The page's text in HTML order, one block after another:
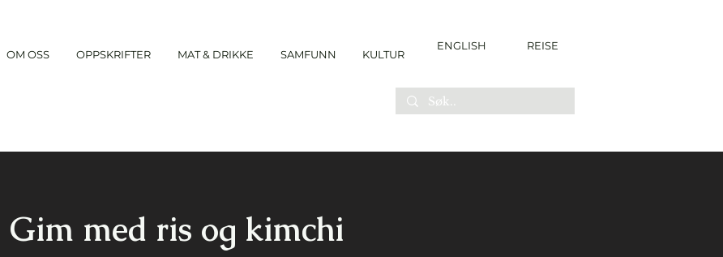
OM OSS OPPSKRIFTER MAT & DRIKKE SAMFUNN KULTUR
ENGLISH REISE
Gim med ris og kimchi